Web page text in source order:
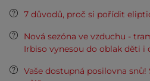
7 důvodů, proč si pořídit
Nová sezóna ve vzduchu -
Irbiso vynesou do oblak děti i
Vaše dostupná posilovna